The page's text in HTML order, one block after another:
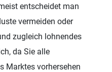
entscheidet man
vermeiden oder
zugleich lohnendes
da Sie alle
Marktes vorhersehen